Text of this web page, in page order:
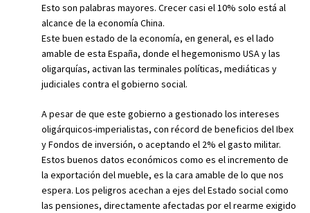
Esto son palabras mayores. Crecer casi el 10% solo está al
alcance de la economía China.
Este buen estado de la economía, en general, es el lado
amable de esta España, donde el hegemonismo USA y las
oligarquías, activan las terminales políticas, mediáticas y
judiciales contra el gobierno social.
A pesar de que este gobierno a gestionado los intereses
oligárquicos-imperialistas, con récord de beneficios del Ibex
y Fondos de inversión, o aceptando el 2% el gasto militar.
Estos buenos datos económicos como es el incremento de
la exportación del mueble, es la cara amable de lo que nos
espera. Los peligros acechan a ejes del Estado social como
las pensiones, directamente afectadas por el rearme exigido